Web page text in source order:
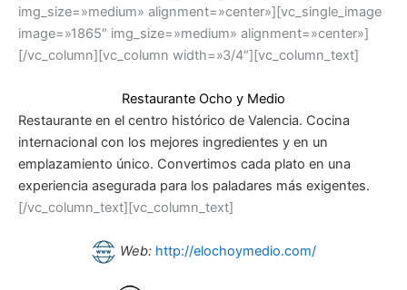
img_size=»medium» alignment=»center»][vc_single_image
image=»1865″ img_size=»medium» alignment=»center»]
[/vc_column][vc_column width=»3/4″][vc_column_text]
Restaurante Ocho y Medio
Restaurante en el centro histórico de Valencia. Cocina
internacional con los mejores ingredientes y en un
emplazamiento único. Convertimos cada plato en una
experiencia asegurada para los paladares más exigentes.
[/vc_column_text][vc_column_text]
Web: http://elochoymedio.com/